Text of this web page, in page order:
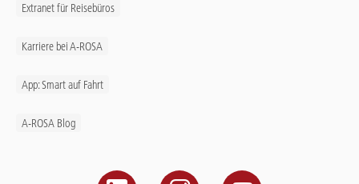
Extranet für Reisebüros
Karriere bei A-ROSA
App: Smart auf Fahrt
A-ROSA Blog